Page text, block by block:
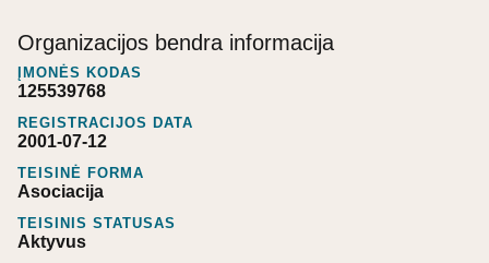
Organizacijos bendra informacija
ĮMONĖS KODAS
125539768
REGISTRACIJOS DATA
2001-07-12
TEISINĖ FORMA
Asociacija
TEISINIS STATUSAS
Aktyvus